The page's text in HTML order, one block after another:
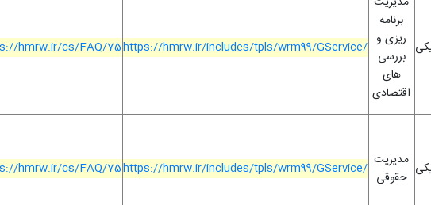
hmrw.ir/cs/FAQ/75https://hmrw.ir/includes/tpls/wrm99/GService/
برنامه
ریزی و
بررسی
های
اقتصادی
hmrw.ir/cs/FAQ/75https://hmrw.ir/includes/tpls/wrm99/GService/ مدیریت
حقوقی